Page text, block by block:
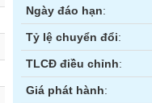
Ngày đáo hạn:
Tỷ lệ chuyển đổi:
TLCĐ điều chỉnh:
Giá phát hành: